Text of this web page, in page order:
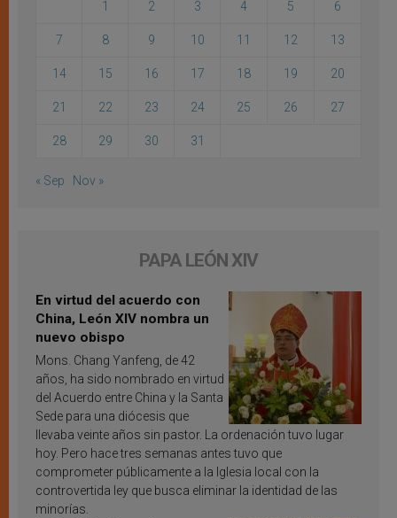
1 2 3 4 5 6
7 8 9 10 11 12 13
14 15 16 17 18 19 20
21 22 23 24 25 26 27
28 29 30 31
« Sep Nov »
PAPA LEÓN XIV
En virtud del acuerdo con
China, León XIV nombra un
nuevo obispo
Mons. Chang Yanfeng, de 42
años, ha sido nombrado en virtud
del Acuerdo entre China y la Santa
Sede para una diócesis que
llevaba veinte años sin pastor. La ordenación tuvo lugar
hoy. Pero hace tres semanas antes tuvo que
comprometer públicamente a la Iglesia local con la
controvertida ley que busca eliminar la identidad de las
minorías.